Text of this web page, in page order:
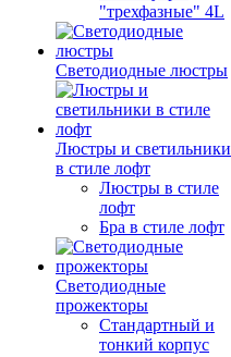
"трехфазные" 4L
Светодиодные люстры
Люстры и светильники
в стиле лофт
Люстры в стиле
лофт
Бра в стиле лофт
Светодиодные
прожекторы
Стандартный и
тонкий корпус